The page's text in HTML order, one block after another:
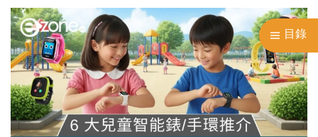
教學評測
EduTech
IT Times
生成式AI與雲端應用
Enterprise Digital Transformation
目錄